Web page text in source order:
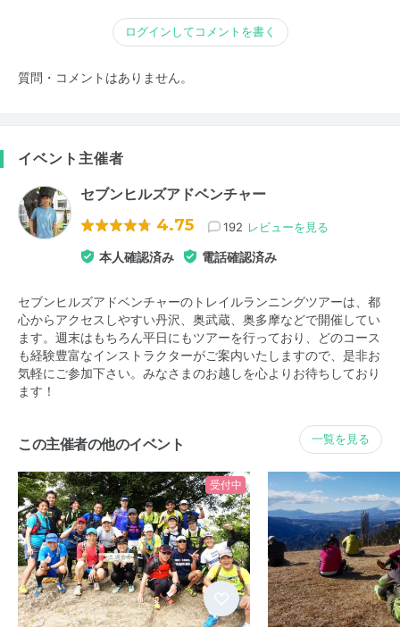
ログインしてコメントを書く
質問・コメントはありません。
イベント主催者
セブンヒルズアドベンチャー
4.75 192 レビューを見る
本人確認済み 電話確認済み
セブンヒルズアドベンチャーのトレイルランニングツアーは、都
心からアクセスしやすい丹沢、奥武蔵、奥多摩などで開催してい
ます。週末はもちろん平日にもツアーを行っており、どのコース
も経験豊富なインストラクターがご案内いたしますので、是非お
気軽にご参加下さい。みなさまのお越しを心よりお待ちしており
ます！
この主催者の他のイベント 一覧を見る
受付中